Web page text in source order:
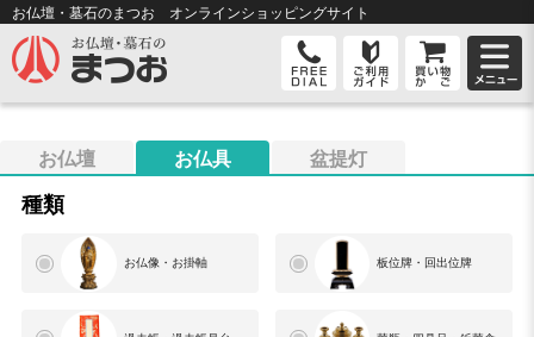
お仏壇・墓石のまつお オンラインショッピングサイト
お仏壇 お仏具 盆提灯
種類
お仏像・お掛軸 板位牌・回出位牌